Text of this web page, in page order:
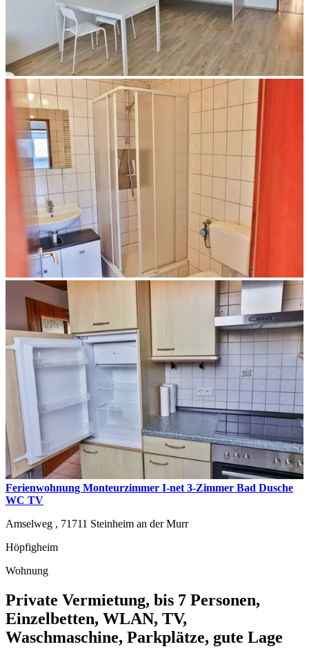
Ferienwohnung Monteurzimmer I-net 3-Zimmer Bad Dusche
WC TV
Amselweg , 71711 Steinheim an der Murr
Höpfigheim
Wohnung
Private Vermietung, bis 7 Personen,
Einzelbetten, WLAN, TV,
Waschmaschine, Parkplätze, gute Lage